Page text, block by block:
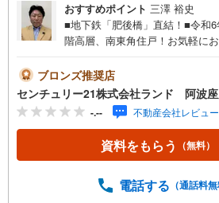
おすすめポイント 三澤 裕史
■地下鉄「肥後橋」直結！■令和
階高層、南東角住戸！お気軽に
阿波座店は・・・ お客様のニー
住まいのご購入に最後まで伴走
ご相談も承っております。●購入
談・・・なんでもお気軽にご相
トロ千日前線・中央線「阿波座
分！〇営業時間:10:00～20:00（
内が可能です。ご連絡お待ちして
ブロンズ推奨店
センチュリー21株式会社ランド 阿波
-.-- 不動産会社レビュ
資料をもらう （無料）
電話する （通話料無